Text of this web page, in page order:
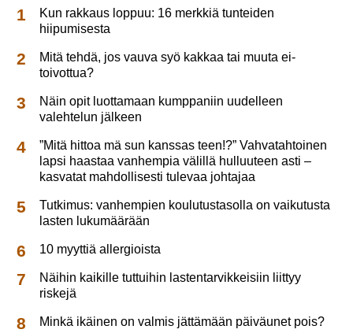
Kun rakkaus loppuu: 16 merkkiä tunteiden
hiipumisesta
Mitä tehdä, jos vauva syö kakkaa tai muuta ei-
toivottua?
Näin opit luottamaan kumppaniin uudelleen
valehtelun jälkeen
”Mitä hittoa mä sun kanssas teen!?” Vahvatahtoinen
lapsi haastaa vanhempia välillä hulluuteen asti –
kasvatat mahdollisesti tulevaa johtajaa
Tutkimus: vanhempien koulutustasolla on vaikutusta
lasten lukumäärään
10 myyttiä allergioista
Näihin kaikille tuttuihin lastentarvikkeisiin liittyy
riskejä
Minkä ikäinen on valmis jättämään päiväunet pois?